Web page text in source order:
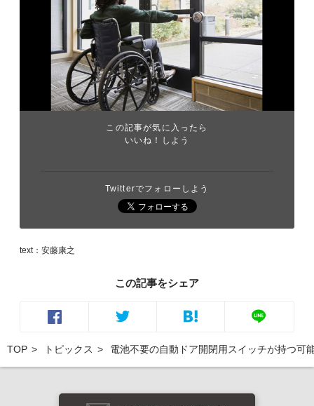
この記事が気に入ったら
いいね！しよう
Twitterでフォローしよう
text：安藤康之
この記事をシェア
TOP トピックス 電池不要の自動ドア開閉用スイッチが持つ可